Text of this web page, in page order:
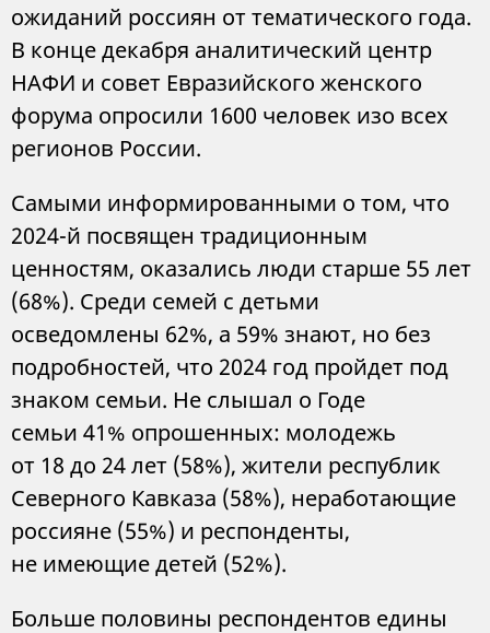
ожиданий россиян от тематического года.
В конце декабря аналитический центр
НАФИ и совет Евразийского женского
форума опросили 1600 человек изо всех
регионов России.
Самыми информированными о том, что
2024-й посвящен традиционным
ценностям, оказались люди старше 55 лет
(68%). Среди семей с детьми
осведомлены 62%, а 59% знают, но без
подробностей, что 2024 год пройдет под
знаком семьи. Не слышал о Годе
семьи 41% опрошенных: молодежь
от 18 до 24 лет (58%), жители республик
Северного Кавказа (58%), неработающие
россияне (55%) и респонденты,
не имеющие детей (52%).
Больше половины респондентов едины